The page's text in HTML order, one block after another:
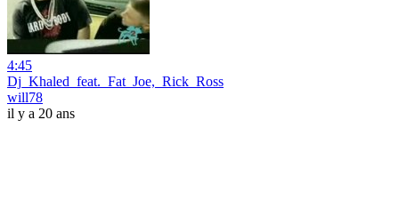
4:45
Dj_Khaled_feat._Fat_Joe,_Rick_Ross
will78
il y a 20 ans